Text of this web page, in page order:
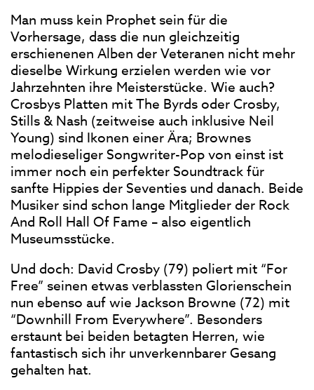
Man muss kein Prophet sein für die
Vorhersage, dass die nun gleichzeitig
erschienenen Alben der Veteranen nicht mehr
dieselbe Wirkung erzielen werden wie vor
Jahrzehnten ihre Meisterstücke. Wie auch?
Crosbys Platten mit The Byrds oder Crosby,
Stills & Nash (zeitweise auch inklusive Neil
Young) sind Ikonen einer Ära; Brownes
melodieseliger Songwriter-Pop von einst ist
immer noch ein perfekter Soundtrack für
sanfte Hippies der Seventies und danach. Beide
Musiker sind schon lange Mitglieder der Rock
And Roll Hall Of Fame – also eigentlich
Museumsstücke.
Und doch: David Crosby (79) poliert mit “For
Free” seinen etwas verblassten Glorienschein
nun ebenso auf wie Jackson Browne (72) mit
“Downhill From Everywhere”. Besonders
erstaunt bei beiden betagten Herren, wie
fantastisch sich ihr unverkennbarer Gesang
gehalten hat.